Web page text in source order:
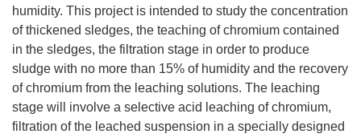
humidity. This project is intended to study the concentration
of thickened sledges, the teaching of chromium contained
in the sledges, the filtration stage in order to produce
sludge with no more than 15% of humidity and the recovery
of chromium from the leaching solutions. The leaching
stage will involve a selective acid leaching of chromium,
filtration of the leached suspension in a specially designed